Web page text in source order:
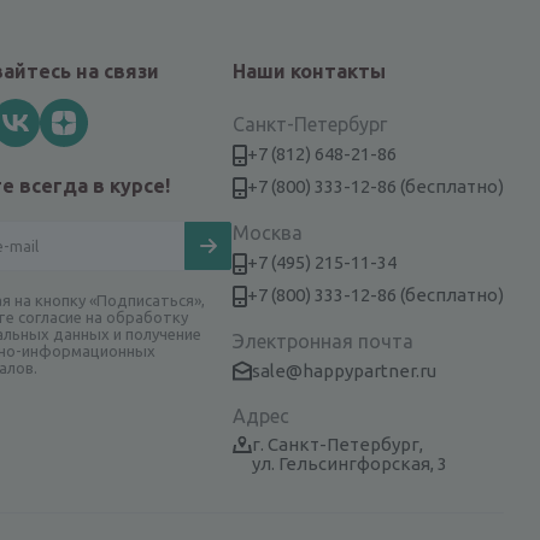
на связи
всегда в курсе!
на кнопку «Подписаться»,
согласие на обработку
данных и получение
информационных
Наши контакты
Санкт-Петербург
+7 (812) 648-21-86
+7 (800) 333-12-86 (бесплатно)
Москва
+7 (495) 215-11-34
+7 (800) 333-12-86 (бесплатно)
Электронная почта
sale@happypartner.ru
Адрес
г. Санкт-Петербург,
ул. Гельсингфорская, 3